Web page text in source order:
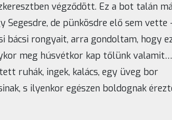
végződött. Ez a bot talán
de pünkösdre elő sem vette
bácsi rongyait, arra gondoltam, hogy
meg húsvétkor kap tőlünk valamit…
ruhák, ingek, kalács, egy üveg bor
s ilyenkor egészen boldognak